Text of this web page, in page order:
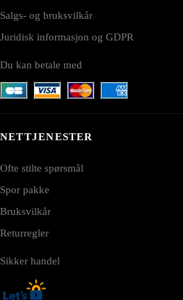
Salgs- og bruksvilkår
Juridisk informasjon og GDPR
Du kan betale med
NETTJENESTER
Ofte stilte spørsmål
Spor pakke
Bruksvilkår
Returregler
Sikker handel